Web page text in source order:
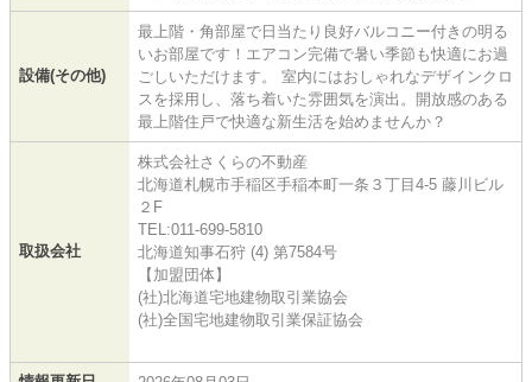
設備(その他)
最上階・角部屋で日当たり良好バルコニー付きの明る
いお部屋です！エアコン完備で暑い季節も快適にお過
ごしいただけます。 室内にはおしゃれなデザインクロ
スを採用し、落ち着いた雰囲気を演出。開放感のある
最上階住戸で快適な新生活を始めませんか？
取扱会社
株式会社さくらの不動産
北海道札幌市手稲区手稲本町一条３丁目4-5 藤川ビル
２F
TEL:011-699-5810
北海道知事石狩 (4) 第7584号
【加盟団体】
(社)北海道宅地建物取引業協会
(社)全国宅地建物取引業保証協会